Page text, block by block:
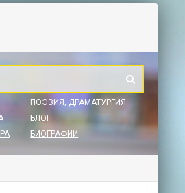
ПОЭЗИЯ, ДРАМАТУРГИЯ
БЛОГ
БИОГРАФИИ